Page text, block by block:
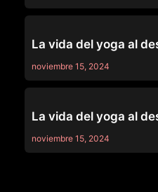
La vida del yoga al
noviembre 15, 2024
La vida del yoga al
noviembre 15, 2024